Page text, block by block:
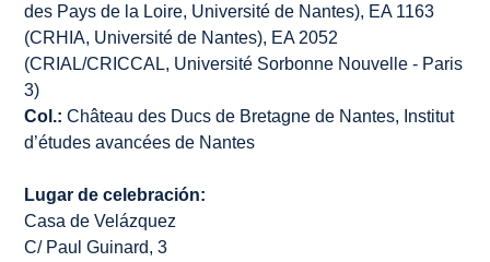
des Pays de la Loire, Université de Nantes), EA 1163
(CRHIA, Université de Nantes), EA 2052
(CRIAL/CRICCAL, Université Sorbonne Nouvelle - Paris
3)
Col.: Château des Ducs de Bretagne de Nantes, Institut
d’études avancées de Nantes
Lugar de celebración:
Casa de Velázquez
C/ Paul Guinard, 3